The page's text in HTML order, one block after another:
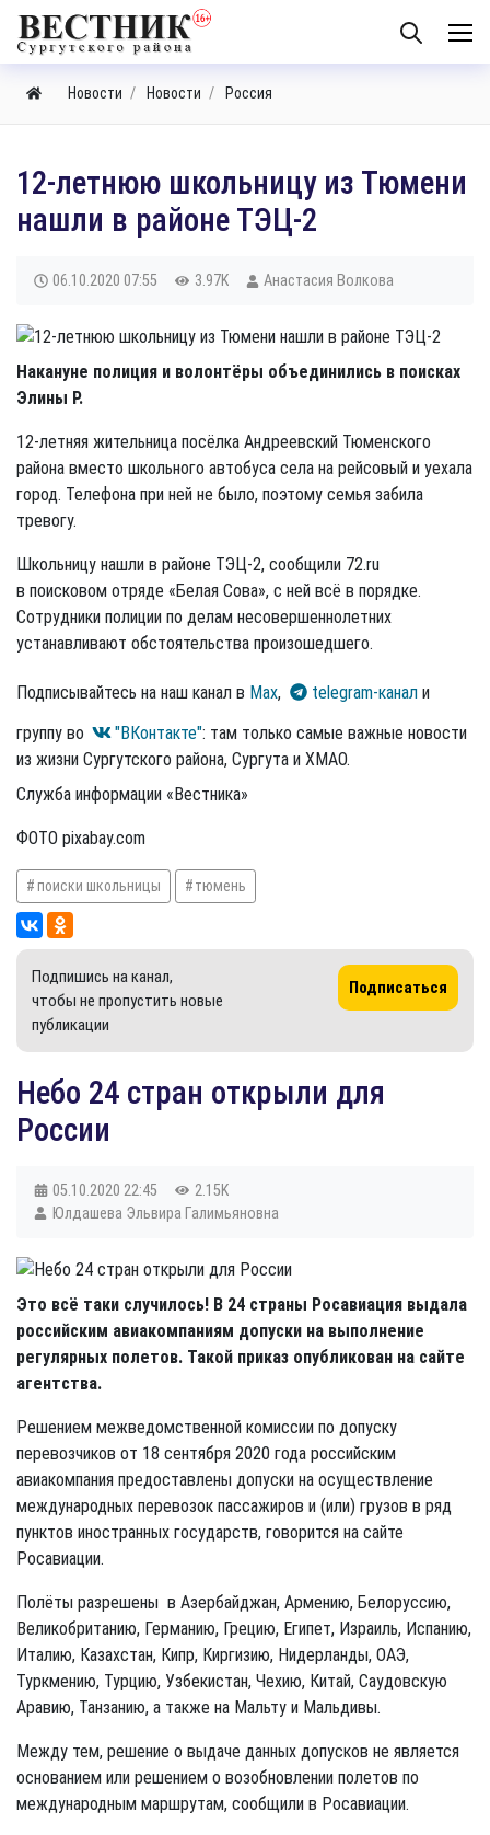
Новости Новости Россия
12-летнюю школьницу из Тюмени
нашли в районе ТЭЦ-2
06.10.2020 07:55 3.97K Анастасия Волкова
Накануне полиция и волонтёры объединились в поисках
Элины Р.
12-летняя жительница посёлка Андреевский Тюменского
района вместо школьного автобуса села на рейсовый и уехала
город. Телефона при ней не было, поэтому семья забила
тревогу.
Школьницу нашли в районе ТЭЦ-2, сообщили 72.ru
в поисковом отряде «Белая Сова», с ней всё в порядке.
Сотрудники полиции по делам несовершеннолетних
устанавливают обстоятельства произошедшего.
Подписывайтесь на наш канал в Max, telegram-канал и
группу во
"ВКонтакте": там только самые важные новости
из жизни Сургутского района, Сургута и ХМАО.
Служба информации «Вестника»
ФОТО pixabay.com
поиски школьницы тюмень
Подпишись на канал,
чтобы не пропустить новые
публикации
Подписаться
Небо 24 стран открыли для
России
05.10.2020 22:45
2.15K
Юлдашева Эльвира Галимьяновна
Это всё таки случилось! В 24 страны Росавиация выдала
российским авиакомпаниям допуски на выполнение
регулярных полетов. Такой приказ опубликован на сайте
агентства.
Решением межведомственной комиссии по допуску
перевозчиков от 18 сентября 2020 года российским
авиакомпания предоставлены допуски на осуществление
международных перевозок пассажиров и (или) грузов в ряд
пунктов иностранных государств, говорится на сайте
Росавиации.
Полёты разрешены в Азербайджан, Армению, Белоруссию,
Великобританию, Германию, Грецию, Египет, Израиль, Испанию,
Италию, Казахстан, Кипр, Киргизию, Нидерланды, ОАЭ,
Туркмению, Турцию, Узбекистан, Чехию, Китай, Саудовскую
Аравию, Танзанию, а также на Мальту и Мальдивы.
Между тем, решение о выдаче данных допусков не является
основанием или решением о возобновлении полетов по
международным маршрутам, сообщили в Росавиации.